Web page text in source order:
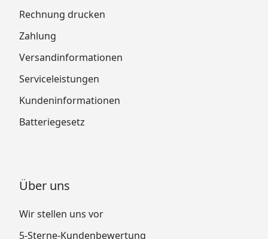
Rechnung drucken
Zahlung
Versandinformationen
Serviceleistungen
Kundeninformationen
Batteriegesetz
Über uns
Wir stellen uns vor
5-Sterne-Kundenbewertung